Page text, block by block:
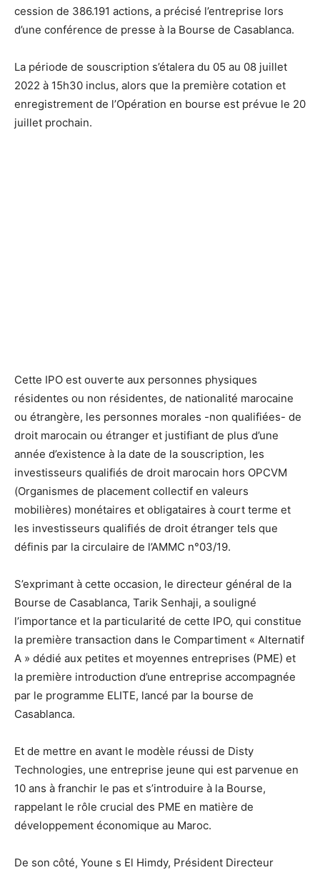
cession de 386.191 actions, a précisé l’entreprise lors
d’une conférence de presse à la Bourse de Casablanca.
La période de souscription s’étalera du 05 au 08 juillet
2022 à 15h30 inclus, alors que la première cotation et
enregistrement de l’Opération en bourse est prévue le 20
juillet prochain.
Cette IPO est ouverte aux personnes physiques
résidentes ou non résidentes, de nationalité marocaine
ou étrangère, les personnes morales -non qualifiées- de
droit marocain ou étranger et justifiant de plus d’une
année d’existence à la date de la souscription, les
investisseurs qualifiés de droit marocain hors OPCVM
(Organismes de placement collectif en valeurs
mobilières) monétaires et obligataires à court terme et
les investisseurs qualifiés de droit étranger tels que
définis par la circulaire de l’AMMC n°03/19.
S’exprimant à cette occasion, le directeur général de la
Bourse de Casablanca, Tarik Senhaji, a souligné
l’importance et la particularité de cette IPO, qui constitue
la première transaction dans le Compartiment « Alternatif
A » dédié aux petites et moyennes entreprises (PME) et
la première introduction d’une entreprise accompagnée
par le programme ELITE, lancé par la bourse de
Casablanca.
Et de mettre en avant le modèle réussi de Disty
Technologies, une entreprise jeune qui est parvenue en
10 ans à franchir le pas et s’introduire à la Bourse,
rappelant le rôle crucial des PME en matière de
développement économique au Maroc.
De son côté, Youne s El Himdy, Président Directeur